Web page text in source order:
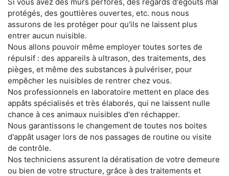
Si vous avez des murs perforés, des regards d'égouts mal
protégés, des gouttières ouvertes, etc. nous nous
assurons de les protéger pour qu'ils ne laissent plus
entrer aucun nuisible.
Nous allons pouvoir même employer toutes sortes de
répulsif : des appareils à ultrason, des traitements, des
pièges, et même des substances à pulvériser, pour
empêcher les nuisibles de rentrer chez vous.
Nos professionnels en laboratoire mettent en place des
appâts spécialisés et très élaborés, qui ne laissent nulle
chance à ces animaux nuisibles d'en réchapper.
Nous garantissons le changement de toutes nos boites
d'appât usager lors de nos passages de routine ou visite
de contrôle.
Nos techniciens assurent la dératisation de votre demeure
ou bien de votre structure, grâce à des traitements et